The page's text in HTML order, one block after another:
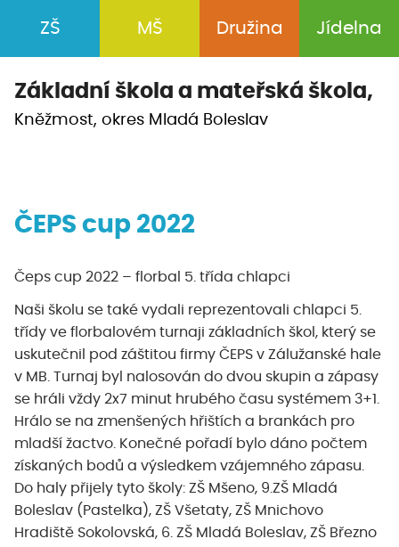
ZŠ MŠ Družina Jídelna
Základní škola a mateřská škola,
Kněžmost, okres Mladá Boleslav
ČEPS cup 2022
Čeps cup 2022 – florbal 5. třída chlapci
Naši školu se také vydali reprezentovali chlapci 5.
třídy ve florbalovém turnaji základních škol, který se
uskutečnil pod záštitou firmy ČEPS v Zálužanské hale
v MB. Turnaj byl nalosován do dvou skupin a zápasy
se hráli vždy 2x7 minut hrubého času systémem 3+1.
Hrálo se na zmenšených hřištích a brankách pro
mladší žactvo. Konečné pořadí bylo dáno počtem
získaných bodů a výsledkem vzájemného zápasu.
Do haly přijely tyto školy: ZŠ Mšeno, 9.ZŠ Mladá
Boleslav (Pastelka), ZŠ Všetaty, ZŠ Mnichovo
Hradiště Sokolovská, 6. ZŠ Mladá Boleslav, ZŠ Březno